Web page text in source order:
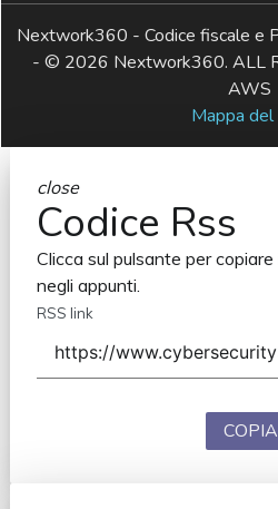
Nextwork360 - Codice fiscale
- © 2026 Nextwork360. ALL
AWS
Mappa
close
Codice Rss
Clicca sul pulsante per copiare
negli appunti.
RSS link